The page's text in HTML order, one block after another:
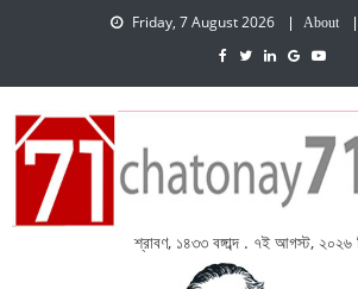
Friday, 7 August 2026 About
শ্রাবণ, ১৪৩৩ বঙ্গাব্দ . ৭ই আগস্ট, ২০২৬